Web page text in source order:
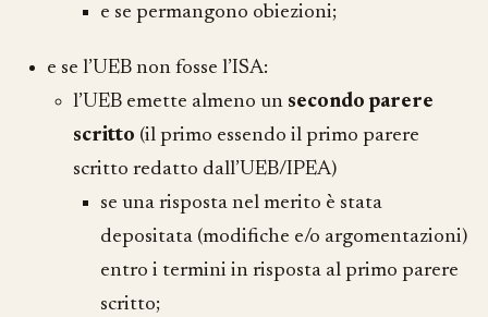
e se permangono obiezioni;
e se l’UEB non fosse l’ISA:
l’UEB emette almeno un secondo parere
scritto (il primo essendo il primo parere
scritto redatto dall’UEB/IPEA)
se una risposta nel merito è stata
depositata (modifiche e/o argomentazioni)
entro i termini in risposta al primo parere
scritto;